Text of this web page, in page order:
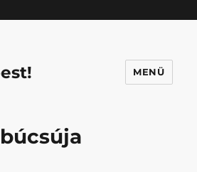
MENÜ